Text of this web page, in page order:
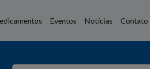
Eventos Notícias Contato